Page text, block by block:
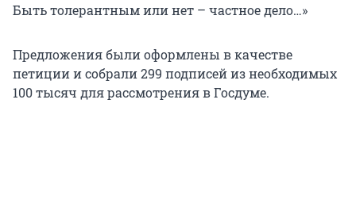
Быть толерантным или нет – частное дело…»
Предложения были оформлены в качестве
петиции и собрали 299 подписей из необходимых
100 тысяч для рассмотрения в Госдуме.